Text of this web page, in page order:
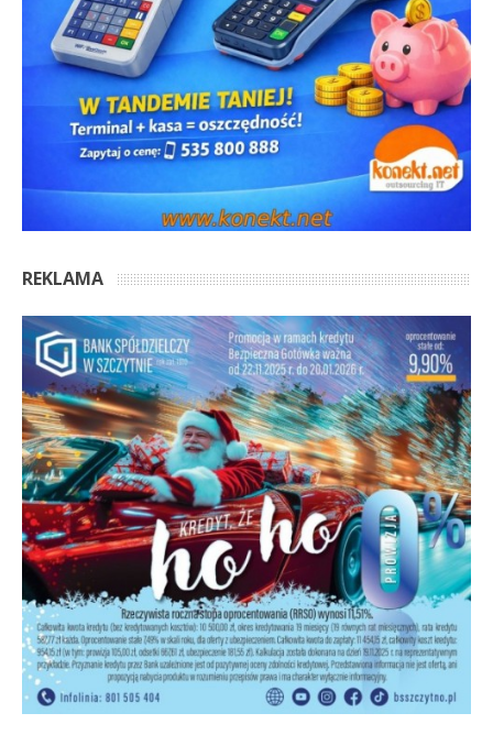
REKLAMA
OSTATNIE KOMENTARZE
Anonim
Marzy mi się, żeby ta architektura Mazur, zarówno
domy we wsiach i miasteczkach jak i te większe obiekty
były zadbane z szacunkiem do tej zabudowy. Niestety